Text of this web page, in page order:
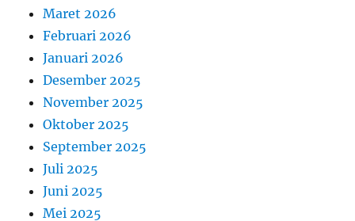
Maret 2026
Februari 2026
Januari 2026
Desember 2025
November 2025
Oktober 2025
September 2025
Juli 2025
Juni 2025
Mei 2025